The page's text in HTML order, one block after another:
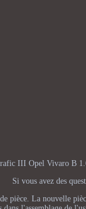
III Opel Vivaro B
Si vous avez des
pièce. La nouvelle